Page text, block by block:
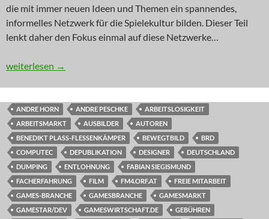
die mit immer neuen Ideen und Themen ein spannendes,
informelles Netzwerk für die Spielekultur bilden. Dieser Teil
lenkt daher den Fokus einmal auf diese Netzwerke…
KOMMENTAR: Gibt’s das auch als Film? (Teil 4)
weiterlesen →
ANDRE HORN ANDRE PESCHKE
ARBEITSLOSIGKEIT
ARBEITSMARKT
AUSBILDER
AUTOREN
BENEDIKT PLASS-FLESSENKÄMPER
BEWEGTBILD
BRD
COMPUTEC
DEPUBLIKATION DESIGNER
DEUTSCHLAND
DUMPING
ENTLOHNUNG
FABIAN SIEGISMUND
FACHERFAHRUNG
FILM FM4.ORF.AT
FREIE MITARBEIT
GAMES-BRANCHE
GAMESBRANCHE
GAMESMARKT
GAMESTAR/DEV
GAMESWIRTSCHAFT.DE GEBÜHREN